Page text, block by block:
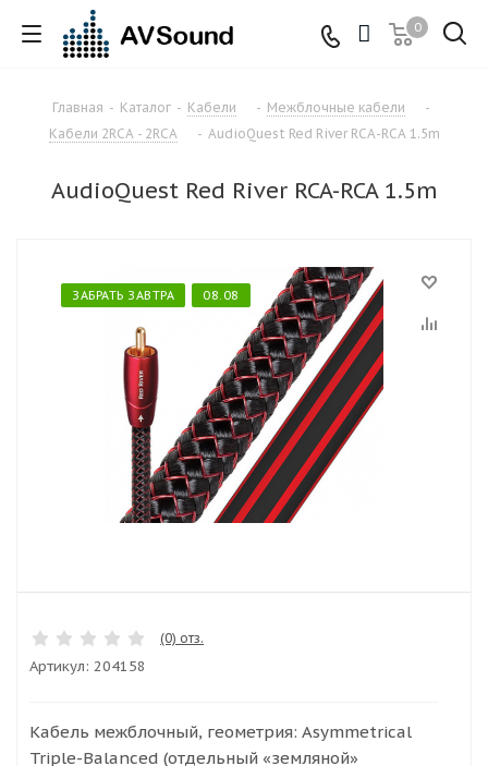
0
Главная - Каталог - Кабели - Межблочные кабели
-
Кабели 2RCA - 2RCA
- AudioQuest Red River RCA-RCA 1.5m
AudioQuest Red River RCA-RCA 1.5m
ЗАБРАТЬ ЗАВТРА 08.08
(0) отз.
Артикул: 204158
Кабель межблочный, геометрия: Asymmetrical
Triple-Balanced (отдельный «земляной»